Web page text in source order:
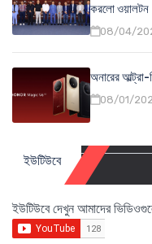
করলো ওয়ালটন
08/04/
অনারের
08/01/
ইউটিউবে
ইউটিউবে দেখুন আমাদের